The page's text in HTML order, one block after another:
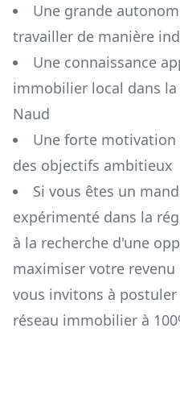
Une grande
travailler de manière
Une connaissance
immobilier local dans
Naud
Une forte
des objectifs ambitieux
Si vous êtes un
expérimenté dans la
à la recherche d'une
maximiser votre
vous invitons à
réseau immobilier à